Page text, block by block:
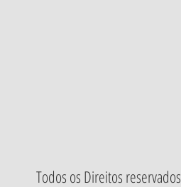
Todos os Direitos reservados